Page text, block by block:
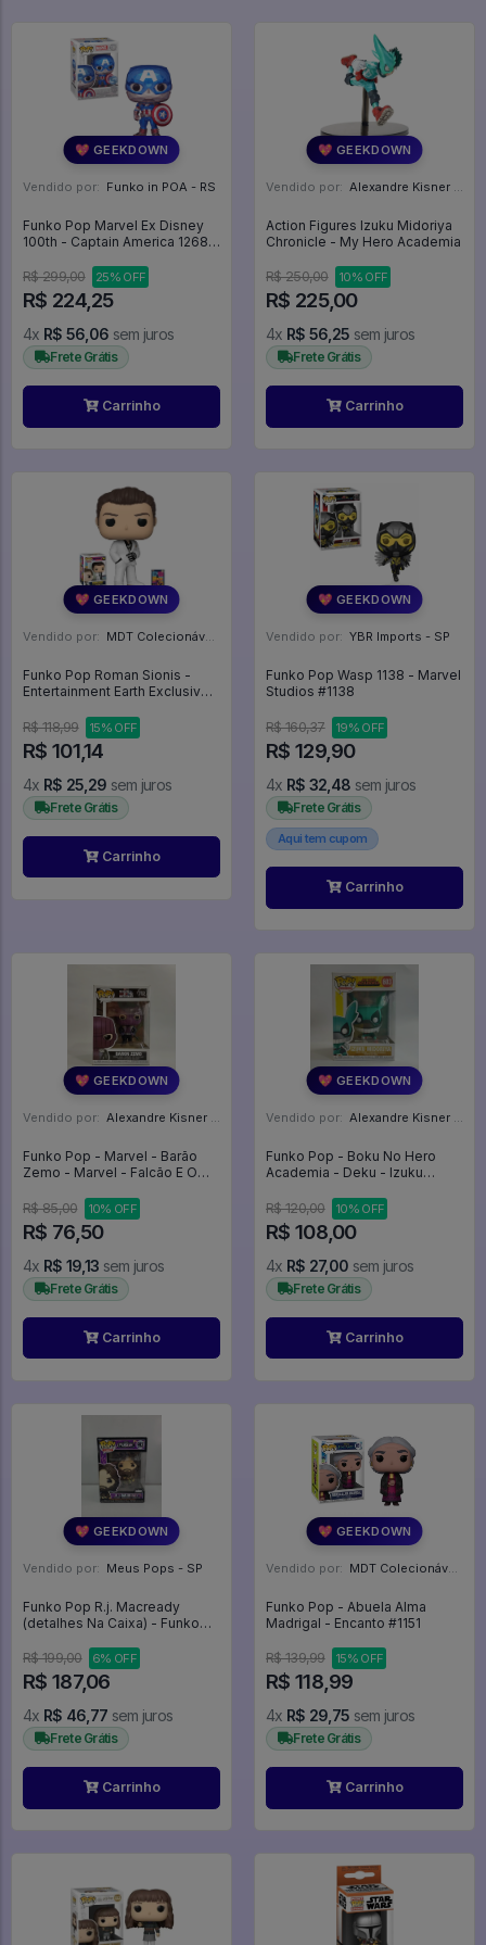
💖 GEEKDOWN
Vendido por: Funko in POA - RS
Funko Pop Marvel Ex Disney
100th - Captain America 1268 -
R$ 299,00 25% OFF
R$ 224,25
4x R$ 56,06 sem juros
Frete Grátis
Carrinho
💖 GEEKDOWN
Vendido por: Alexandre Kisner - PR
Action Figures Izuku Midoriya
Chronicle - My Hero Academia
R$ 250,00 10% OFF
R$ 225,00
4x R$ 56,25 sem juros
Frete Grátis
Carrinho
💖 GEEKDOWN
Vendido por: MDT Colecionáveis - DF
Funko Pop Roman Sionis -
Entertainment Earth Exclusive -
R$ 118,99
15% OFF
R$ 101,14
4x R$ 25,29 sem juros
Frete Grátis
Carrinho
💖 GEEKDOWN
Vendido por: YBR Imports - SP
Funko Pop Wasp 1138 - Marvel
Studios #1138
R$ 160,37 19% OFF
R$ 129,90
4x R$ 32,48 sem juros
Frete Grátis
Aqui tem cupom
Carrinho
💖 GEEKDOWN
Vendido por: Alexandre Kisner - PR
Funko Pop - Marvel - Barão
Zemo - Marvel - Falcão E O
R$ 85,00
10% OFF
R$ 76,50
4x R$ 19,13 sem juros
Frete Grátis
Carrinho
💖 GEEKDOWN
Vendido por: Alexandre Kisner - PR
Funko Pop - Boku No Hero
Academia - Deku - Izuku
#603
R$ 120,00 10% OFF
R$ 108,00
4x R$ 27,00 sem juros
Frete Grátis
Carrinho
💖 GEEKDOWN
Vendido por: Meus Pops - SP
Funko Pop R.j. Macready
(detalhes Na Caixa) - Funko
R$ 199,00
6% OFF
R$ 187,06
4x R$ 46,77 sem juros
Frete Grátis
Carrinho
💖 GEEKDOWN
Vendido por: MDT Colecionáveis - DF
Funko Pop - Abuela Alma
Madrigal - Encanto #1151
R$ 139,99 15% OFF
R$ 118,99
4x R$ 29,75 sem juros
Frete Grátis
Carrinho